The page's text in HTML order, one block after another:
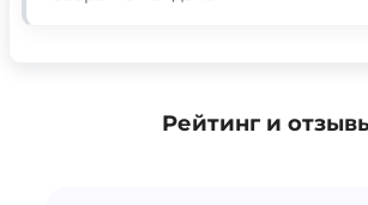
Рейтинг и